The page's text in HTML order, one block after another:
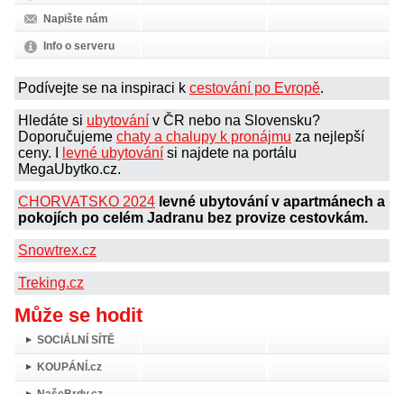
Napište nám
Info o serveru
Podívejte se na inspiraci k cestování po Evropě.
Hledáte si ubytování v ČR nebo na Slovensku?
Doporučujeme chaty a chalupy k pronájmu za nejlepší
ceny. I
levné ubytování si najdete na portálu
MegaUbytko.cz.
CHORVATSKO 2024 levné ubytování v apartmánech a
pokojích po celém Jadranu bez provize cestovkám.
Snowtrex.cz
Treking.cz
Může se hodit
SOCIÁLNÍ SÍTĚ
KOUPÁNÍ.cz